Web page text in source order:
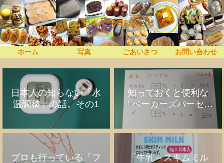
うちでプロぱん
ホーム 写真 ごあいさつ お問い合わせ
日本人の知らない「水
温調整」の話。その1
知っておくと便利な
「ベーカーズパーセン
ト」の話
プロも行っている「フ
「牛乳⇔スキムミル